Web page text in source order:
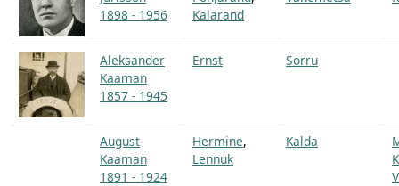
1898 - 1956
Kalarand
Aleksander
Kaaman
1857 - 1945
Ernst Sorru
August
Kaaman
1891 - 1924
Hermine,
Lennuk
Kalda